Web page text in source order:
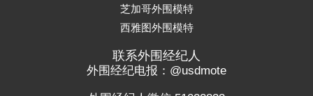
芝加哥外围模特
西雅图外围模特
联系外围经纪人
外围经纪电报：@usdmote